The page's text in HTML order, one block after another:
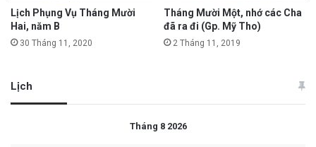
Lịch Phụng Vụ Tháng Mười
Hai, năm B
30 Tháng 11, 2020
Tháng Mười Một, nhớ các Cha
đã ra đi (Gp. Mỹ Tho)
2 Tháng 11, 2019
Lịch
Tháng 8 2026